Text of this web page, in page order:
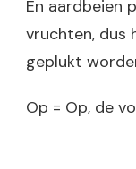
En aardbeien
vruchten, dus
geplukt
Op = Op, de